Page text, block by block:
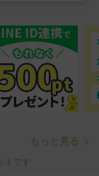
もっと見る
です